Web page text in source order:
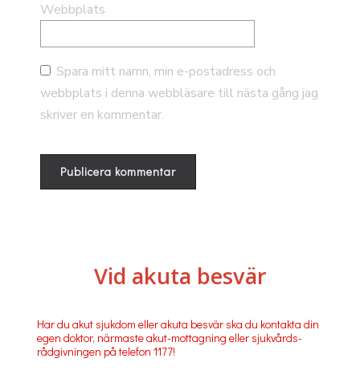
Webbplats
Spara mitt namn, min e-postadress och
webbplats i denna webbläsare till nästa gång jag
skriver en kommentar.
Vid akuta besvär
Har du akut sjukdom eller akuta besvär ska du kontakta din
egen doktor, närmaste akut-mottagning eller sjukvårds-
rådgivningen på telefon 1177!